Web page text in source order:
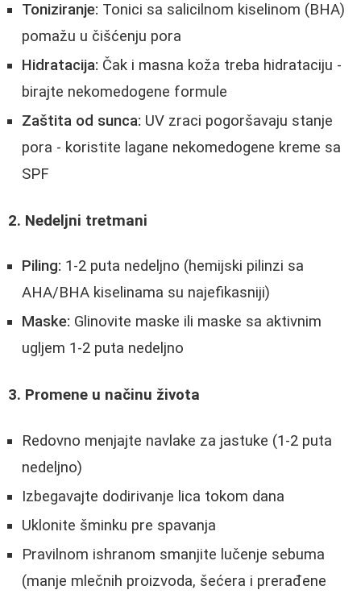
Toniziranje: Tonici sa salicilnom kiselinom (BHA)
pomažu u čišćenju pora
Hidratacija: Čak i masna koža treba hidrataciju -
birajte nekomedogene formule
Zaštita od sunca: UV zraci pogoršavaju stanje
pora - koristite lagane nekomedogene kreme sa
SPF
2. Nedeljni tretmani
Piling: 1-2 puta nedeljno (hemijski pilinzi sa
AHA/BHA kiselinama su najefikasniji)
Maske: Glinovite maske ili maske sa aktivnim
ugljem 1-2 puta nedeljno
3. Promene u načinu života
Redovno menjajte navlake za jastuke (1-2 puta
nedeljno)
Izbegavajte dodirivanje lica tokom dana
Uklonite šminku pre spavanja
Pravilnom ishranom smanjite lučenje sebuma
(manje mlečnih proizvoda, šećera i prerađene